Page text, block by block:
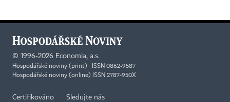
© 1996-2026 Economia, a.s.
Hospodářské noviny (print) ISSN 0862-9587
Hospodářské noviny (online) ISSN 2787-950X
Certifikováno Sledujte nás